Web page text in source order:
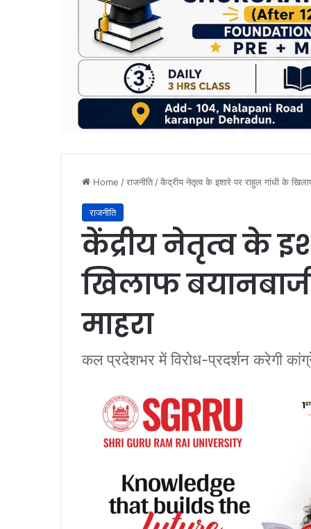
Home /राजनीति/केंद्रीय नेतृत्व के इशारे पर राहुल गांधी के
राजनीति
केंद्रीय नेतृत्व के
खिलाफ
माहरा
कल प्रदेशभर में विरोध-प्रदर्शन करेगी